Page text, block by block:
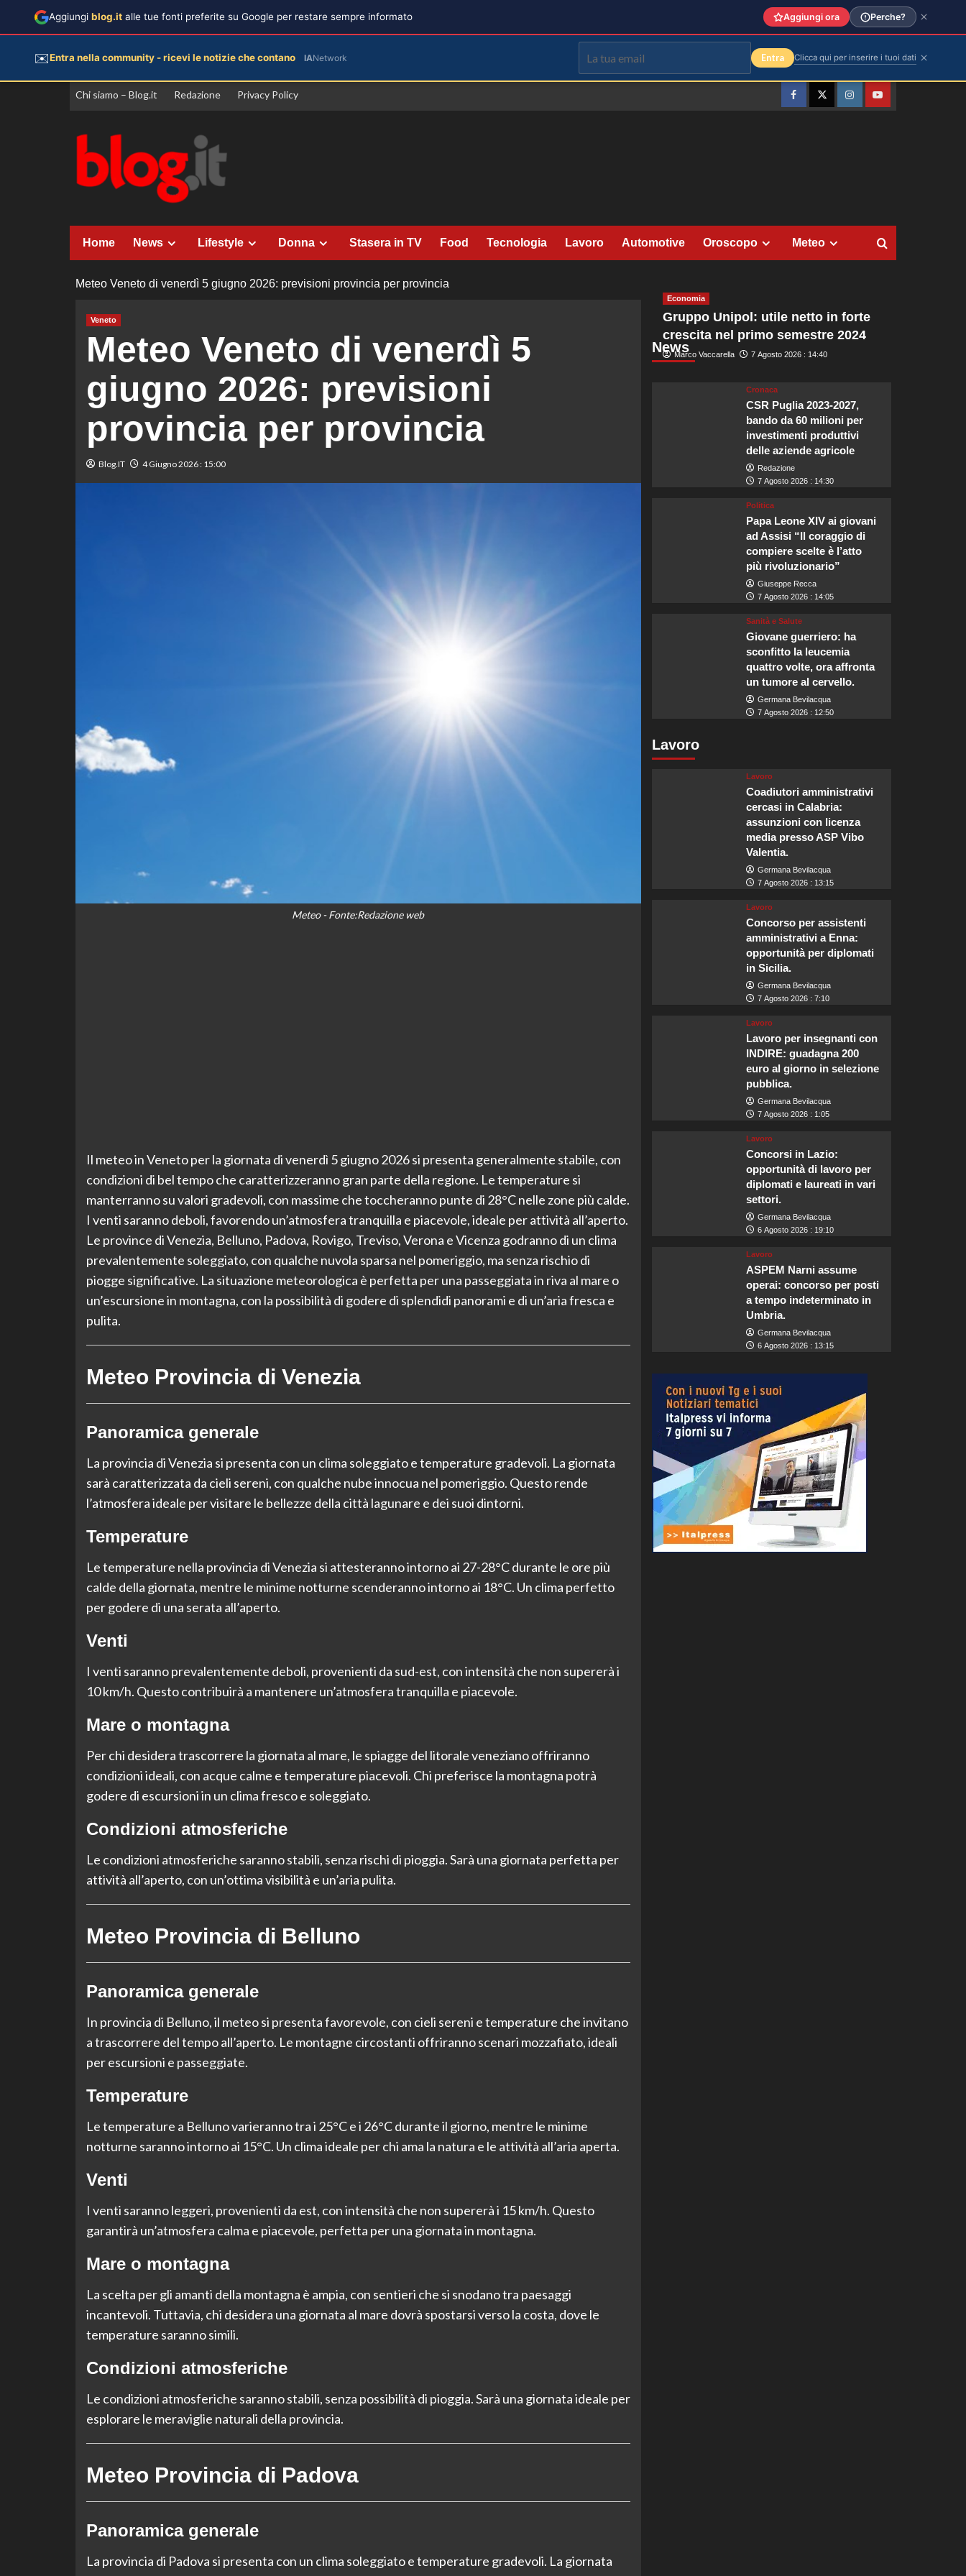
Vai
Chi siamo – Blog.it Redazione Privacy Policy
FacebookTwitterInstagramYouTube
Home News Lifestyle Donna Stasera in TV Food Tecnologia Lavoro Automotive Oroscopo Meteo
Meteo Veneto di venerdì 5 giugno 2026: previsioni provincia per provincia
Veneto
Meteo Veneto di venerdì 5
giugno 2026: previsioni
provincia per provincia
Blog.IT 4 Giugno 2026 : 15:00
Meteo - Fonte:Redazione web
Il meteo in Veneto per la giornata di venerdì 5 giugno 2026 si presenta generalmente stabile, con
condizioni di bel tempo che caratterizzeranno gran parte della regione. Le temperature si
manterranno su valori gradevoli, con massime che toccheranno punte di 28°C nelle zone più calde.
I venti saranno deboli, favorendo un’atmosfera tranquilla e piacevole, ideale per attività all’aperto.
Le province di Venezia, Belluno, Padova, Rovigo, Treviso, Verona e Vicenza godranno di un clima
prevalentemente soleggiato, con qualche nuvola sparsa nel pomeriggio, ma senza rischio di
piogge significative. La situazione meteorologica è perfetta per una passeggiata in riva al mare o
un’escursione in montagna, con la possibilità di godere di splendidi panorami e di un’aria fresca e
pulita.
Meteo Provincia di Venezia
Panoramica generale
La provincia di Venezia si presenta con un clima soleggiato e temperature gradevoli. La giornata
sarà caratterizzata da cieli sereni, con qualche nube innocua nel pomeriggio. Questo rende
l’atmosfera ideale per visitare le bellezze della città lagunare e dei suoi dintorni.
Temperature
Le temperature nella provincia di Venezia si attesteranno intorno ai 27-28°C durante le ore più
calde della giornata, mentre le minime notturne scenderanno intorno ai 18°C. Un clima perfetto
per godere di una serata all’aperto.
Venti
I venti saranno prevalentemente deboli, provenienti da sud-est, con intensità che non supererà i
10 km/h. Questo contribuirà a mantenere un’atmosfera tranquilla e piacevole.
Mare o montagna
Per chi desidera trascorrere la giornata al mare, le spiagge del litorale veneziano offriranno
condizioni ideali, con acque calme e temperature piacevoli. Chi preferisce la montagna potrà
godere di escursioni in un clima fresco e soleggiato.
Condizioni atmosferiche
Le condizioni atmosferiche saranno stabili, senza rischi di pioggia. Sarà una giornata perfetta per
attività all’aperto, con un’ottima visibilità e un’aria pulita.
Meteo Provincia di Belluno
Panoramica generale
In provincia di Belluno, il meteo si presenta favorevole, con cieli sereni e temperature che invitano
a trascorrere del tempo all’aperto. Le montagne circostanti offriranno scenari mozzafiato, ideali
per escursioni e passeggiate.
Temperature
Le temperature a Belluno varieranno tra i 25°C e i 26°C durante il giorno, mentre le minime
notturne saranno intorno ai 15°C. Un clima ideale per chi ama la natura e le attività all’aria aperta.
Venti
I venti saranno leggeri, provenienti da est, con intensità che non supererà i 15 km/h. Questo
garantirà un’atmosfera calma e piacevole, perfetta per una giornata in montagna.
Mare o montagna
La scelta per gli amanti della montagna è ampia, con sentieri che si snodano tra paesaggi
incantevoli. Tuttavia, chi desidera una giornata al mare dovrà spostarsi verso la costa, dove le
temperature saranno simili.
Condizioni atmosferiche
Le condizioni atmosferiche saranno stabili, senza possibilità di pioggia. Sarà una giornata ideale per
esplorare le meraviglie naturali della provincia.
Meteo Provincia di Padova
Panoramica generale
La provincia di Padova si presenta con un clima soleggiato e temperature gradevoli. La giornata
News
Economia
Gruppo Unipol: utile netto in forte
crescita nel primo semestre 2024
Marco Vaccarella 7 Agosto 2026 : 14:40
Cronaca
CSR Puglia 2023-2027,
bando da 60 milioni per
investimenti produttivi
delle aziende agricole
Redazione
7 Agosto 2026 : 14:30
Politica
Papa Leone XIV ai giovani
ad Assisi “Il coraggio di
compiere scelte è l’atto
più rivoluzionario”
Giuseppe Recca
7 Agosto 2026 : 14:05
Sanità e Salute
Giovane guerriero: ha
sconfitto la leucemia
quattro volte, ora affronta
un tumore al cervello.
Germana Bevilacqua
7 Agosto 2026 : 12:50
Lavoro
Lavoro
Coadiutori amministrativi
cercasi in Calabria:
assunzioni con licenza
media presso ASP Vibo
Valentia.
Germana Bevilacqua
7 Agosto 2026 : 13:15
Lavoro
Concorso per assistenti
amministrativi a Enna:
opportunità per diplomati
in Sicilia.
Germana Bevilacqua
7 Agosto 2026 : 7:10
Lavoro
Lavoro per insegnanti con
INDIRE: guadagna 200
euro al giorno in selezione
pubblica.
Germana Bevilacqua
7 Agosto 2026 : 1:05
Lavoro
Concorsi in Lazio:
opportunità di lavoro per
diplomati e laureati in vari
settori.
Germana Bevilacqua
6 Agosto 2026 : 19:10
Lavoro
ASPEM Narni assume
operai: concorso per posti
a tempo indeterminato in
Umbria.
Germana Bevilacqua
6 Agosto 2026 : 13:15
Aggiungi blog.it alle tue fonti preferite su Google per restare sempre informato Aggiungi ora Perche?
✉️Entra nella community - ricevi le notizie che contano IANetwork Entra Clicca qui per inserire i tuoi dati